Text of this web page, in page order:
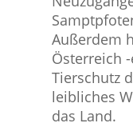
Außerdem
Österreich
Tierschutz
leibliches
das Land.